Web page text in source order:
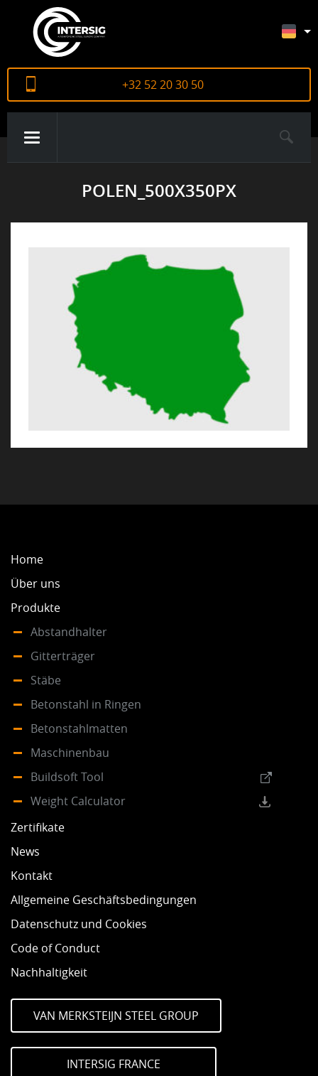
+32 52 20 30 50
ZERTIFIKATE
NACHHALTIGKEIT
POLEN_500X350PX
Home
Über uns
Produkte
Abstandhalter
Gitterträger
Stäbe
Betonstahl in Ringen
Betonstahlmatten
Maschinenbau
Buildsoft Tool
Weight Calculator
Zertifikate
News
Kontakt
Allgemeine Geschäftsbedingungen
Datenschutz und Cookies
Code of Conduct
Nachhaltigkeit
VAN MERKSTEIJN STEEL GROUP
INTERSIG FRANCE